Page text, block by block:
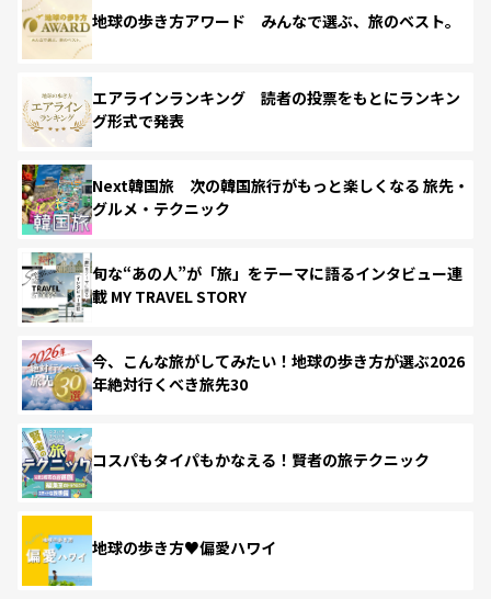
地球の歩き方アワード みんなで選ぶ、旅のベスト。
エアラインランキング 読者の投票をもとにランキン
グ形式で発表
Next韓国旅 次の韓国旅行がもっと楽しくなる 旅先・
グルメ・テクニック
旬な“あの人”が「旅」をテーマに語るインタビュー連
載 MY TRAVEL STORY
今、こんな旅がしてみたい！地球の歩き方が選ぶ2026
年絶対行くべき旅先30
コスパもタイパもかなえる！賢者の旅テクニック
地球の歩き方♥偏愛ハワイ